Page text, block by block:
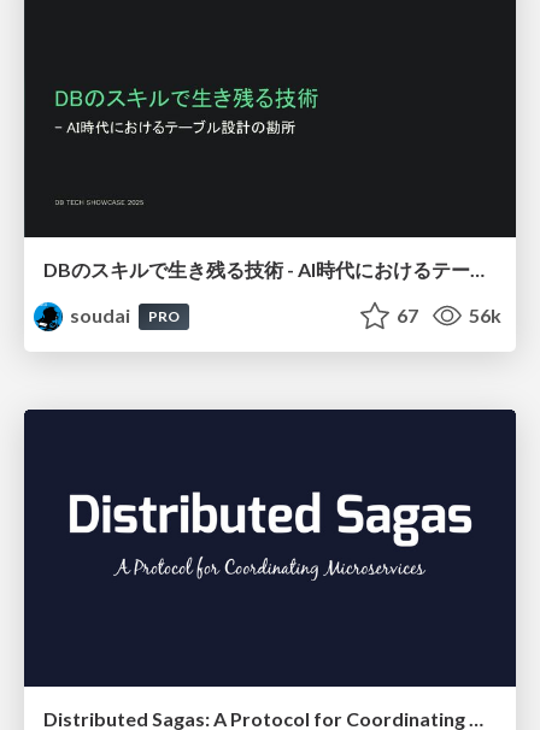
DBのスキルで生き残る技術 - AI時代におけるテーブル設計の勘所
soudai
PRO 67 56k